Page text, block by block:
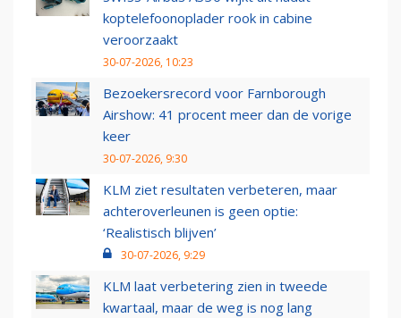
koptelefoonoplader rook in cabine
veroorzaakt
30-07-2026, 10:23
Bezoekersrecord voor Farnborough
Airshow: 41 procent meer dan de vorige
keer
30-07-2026, 9:30
KLM ziet resultaten verbeteren, maar
achteroverleunen is geen optie:
‘Realistisch blijven’
30-07-2026, 9:29
KLM laat verbetering zien in tweede
kwartaal, maar de weg is nog lang